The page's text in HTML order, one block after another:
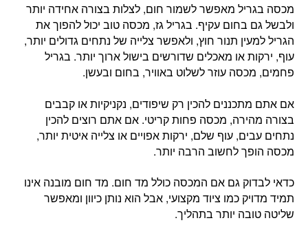
מכסה בגריל מאפשר לשמור חום, לצלות בצורה אחידה יותר
ולבשל גם בחום עקיף. בגריל גז, מכסה טוב יכול להפוך את
הגריל למעין תנור חוץ, ולאפשר צלייה של נתחים גדולים יותר,
עוף, ירקות או מאכלים שדורשים בישול ארוך יותר. בגריל
פחמים, מכסה עוזר לשלוט באוויר, בחום ובעשן.
אם אתם מתכננים להכין רק שיפודים, נקניקיות או קבבים
בצורה מהירה, מכסה פחות קריטי. אם אתם רוצים להכין
נתחים עבים, עוף שלם, ירקות אפויים או צלייה איטית יותר,
מכסה הופך לחשוב הרבה יותר.
כדאי לבדוק גם אם המכסה כולל מד חום. מד חום מובנה אינו
תמיד מדויק כמו ציוד מקצועי, אבל הוא נותן כיוון ומאפשר
שליטה טובה יותר בתהליך.